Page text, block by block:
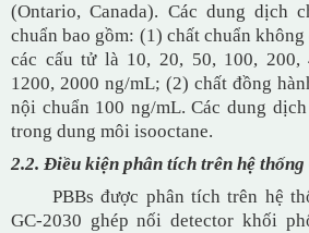
(Ontario, Canada). Các dung dịch
chuẩn bao gồm: (1) chất chuẩn
các cấu tử là 10, 20, 50, 100, 200,
1200, 2000 ng/mL; (2) chất đồng
nội chuẩn 100 ng/mL. Các dung
trong dung môi isooctane.
2.2. Điều kiện phân tích trên hệ thống
PBBs được phân tích trên hệ
GC-2030 ghép nối detector khối